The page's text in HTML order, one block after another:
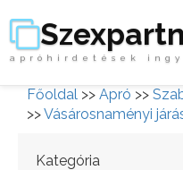
apróhirdetések
Főoldal >> Apró >>
>>Vásárosnaményi
Kategória